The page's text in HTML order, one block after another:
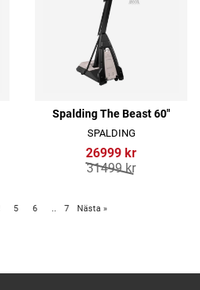
Spalding The Beast 60"
SPALDING
26999 kr
31499 kr
5 6 7 Nästa »